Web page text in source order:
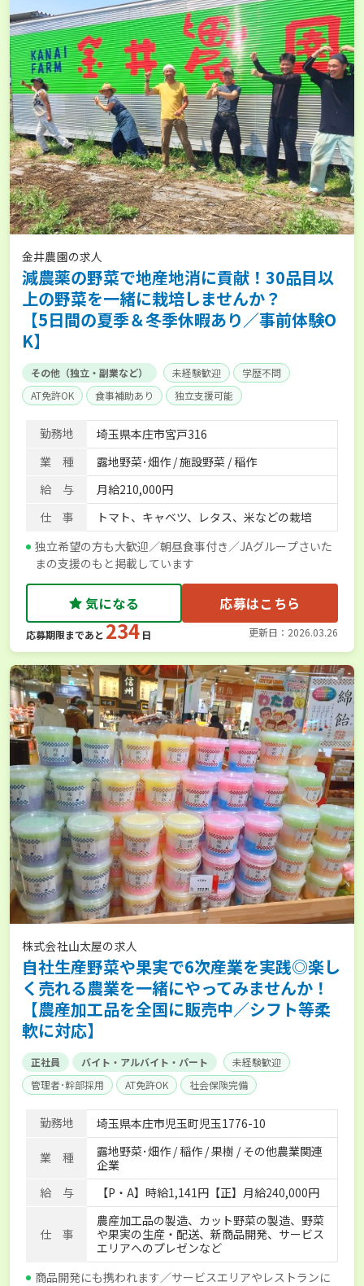
金井農園の求人
減農薬の野菜で地産地消に貢献！30品目以
上の野菜を一緒に栽培しませんか？
【5日間の夏季＆冬季休暇あり／事前体験O
K】
その他（独立・副業など） 未経験歓迎
学歴不問
AT免許OK
食事補助あり 独立支援可能
勤務地
埼玉県本庄市宮戸316
業 種
露地野菜･畑作 / 施設野菜 / 稲作
給 与
月給210,000円
仕 事
トマト、キャベツ、レタス、米などの栽培
独立希望の方も大歓迎／朝昼食事付き／JAグループさいた
まの支援のもと掲載しています
気になる 応募はこちら
応募期限まであと 234 日 更新日：2026.03.26
株式会社山太屋の求人
自社生産野菜や果実で6次産業を実践◎楽し
く売れる農業を一緒にやってみませんか！
【農産加工品を全国に販売中／シフト等柔
軟に対応】
正社員 バイト・アルバイト・パート
未経験歓迎
管理者･幹部採用
AT免許OK 社会保険完備
勤務地 埼玉県本庄市児玉町児玉1776-10
業 種
露地野菜･畑作 / 稲作 / 果樹 / その他農業関連
企業
給 与
【P・A】時給1,141円【正】月給240,000円
仕 事
農産加工品の製造、カット野菜の製造、野菜
や果実の生産・配送、新商品開発、サービス
エリアへのプレゼンなど
商品開発にも携われます／サービスエリアやレストランに